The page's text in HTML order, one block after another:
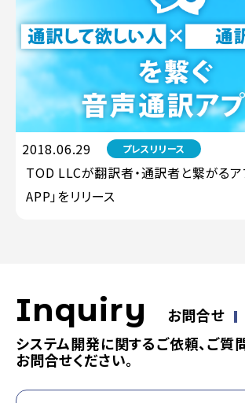
2018.06.29 プレスリリース
TOD LLCが翻訳者・通訳者と繋がるア
APP」をリリース
Inquiry
お問合せ
システム開発に関するご依頼、ご質
お問合せください。